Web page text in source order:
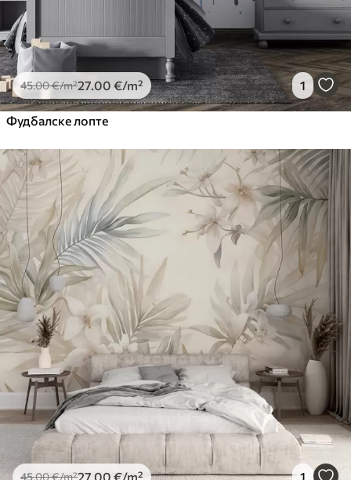
45.00€/m²27 .00 €/m² 1
Фудбалске лопте
45.00€/m²27 .00 €/m² 1